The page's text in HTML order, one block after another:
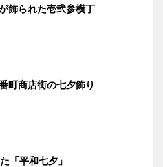
飾られた壱弐参横丁
町商店街の七夕飾り
「平和七夕」